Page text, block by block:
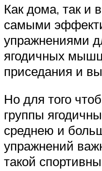
Как дома, так и
самыми
упражнениями
ягодичных
приседания и
Но для того
группы
среднею и
упражнений
такой